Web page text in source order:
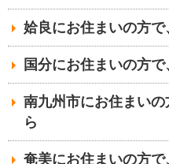
姶良にお住まいの方
国分にお住まいの方
南九州市にお住まい
ら
奄美にお住まいの方